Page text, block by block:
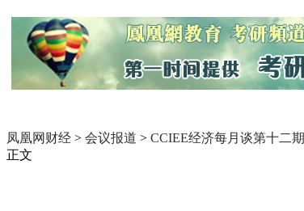
凤凰网财经 > 会议报道 > CCIEE经济每月谈第十二期
正文